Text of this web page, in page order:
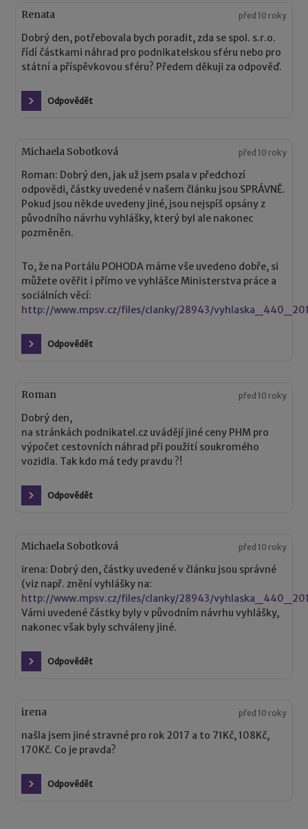
Renata před 10 roky
Dobrý den, potřebovala bych poradit, zda se spol. s.r.o.
řídí částkami náhrad pro podnikatelskou sféru nebo pro
státní a příspěvkovou sféru? Předem děkuji za odpověď.
Odpovědět
Michaela Sobotková před 10 roky
Roman: Dobrý den, jak už jsem psala v předchozí
odpovědi, částky uvedené v našem článku jsou SPRÁVNĚ.
Pokud jsou někde uvedeny jiné, jsou nejspíš opsány z
původního návrhu vyhlášky, který byl ale nakonec
pozměněn.
To, že na Portálu POHODA máme vše uvedeno dobře, si
můžete ověřit i přímo ve vyhlášce Ministerstva práce a
sociálních věcí:
http://www.mpsv.cz/files/clanky/28943/
Odpovědět
Roman před 10 roky
Dobrý den,
na stránkách podnikatel.cz uvádějí jiné ceny PHM pro
výpočet cestovních náhrad při použití soukromého
vozidla. Tak kdo má tedy pravdu ?!
Odpovědět
Michaela Sobotková před 10 roky
irena: Dobrý den, částky uvedené v článku jsou správné
(viz např. znění vyhlášky na:
http://www.mpsv.cz/files/clanky/28943/
Vámi uvedené částky byly v původním návrhu vyhlášky,
nakonec však byly schváleny jiné.
Odpovědět
irena před 10 roky
našla jsem jiné stravné pro rok 2017 a to 71Kč, 108Kč,
170Kč. Co je pravda?
Odpovědět